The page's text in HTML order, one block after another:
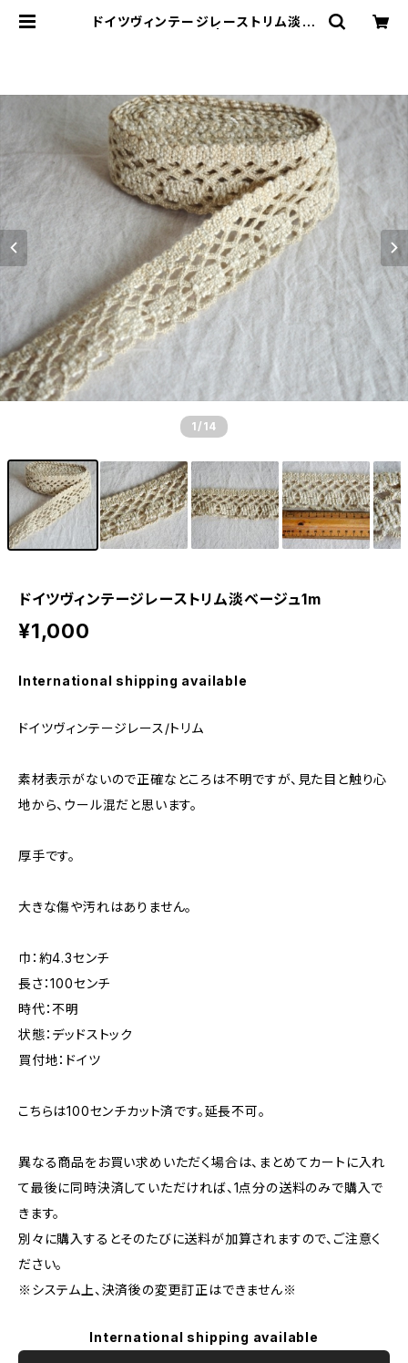
ドイツヴィンテージレーストリム淡ベ
1 /14
ドイツヴィンテージレーストリム淡ベージュ1m
¥1,000
International shipping available
ドイツヴィンテージレース/トリム
素材表示がないので正確なところは不明ですが、見た目と触り心
地から、ウール混だと思います。
厚手です。
大きな傷や汚れはありません。
巾：約4.3センチ
長さ：100センチ
時代：不明
状態：デッドストック
買付地：ドイツ
こちらは100センチカット済です。延長不可。
異なる商品をお買い求めいただく場合は、まとめてカートに入れ
て最後に同時決済していただければ、1点分の送料のみで購入で
きます。
別々に購入するとそのたびに送料が加算されますので、ご注意く
ださい。
※システム上、決済後の変更訂正はできません※
International shipping available